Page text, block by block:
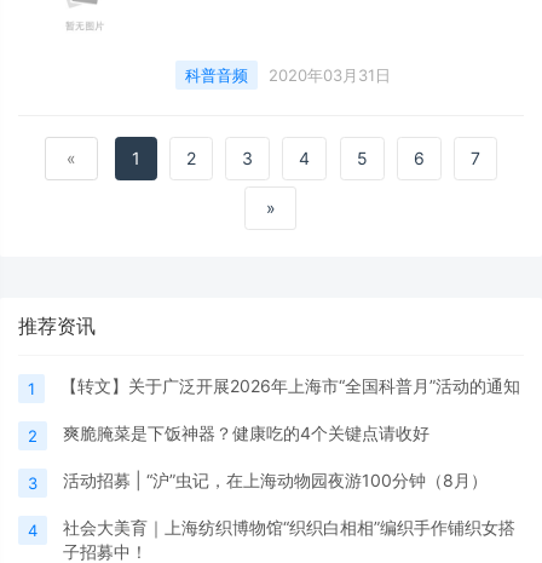
科普音频 2020年03月31日
« 1 2 3 4 5 6 7
»
推荐资讯
1 【转文】关于广泛开展2026年上海市“全国科普月”活动的通知
2 爽脆腌菜是下饭神器？健康吃的4个关键点请收好
3 活动招募 | “沪”虫记，在上海动物园夜游100分钟（8月）
4
社会大美育｜上海纺织博物馆“织织白相相”编织手作铺织女搭
子招募中！